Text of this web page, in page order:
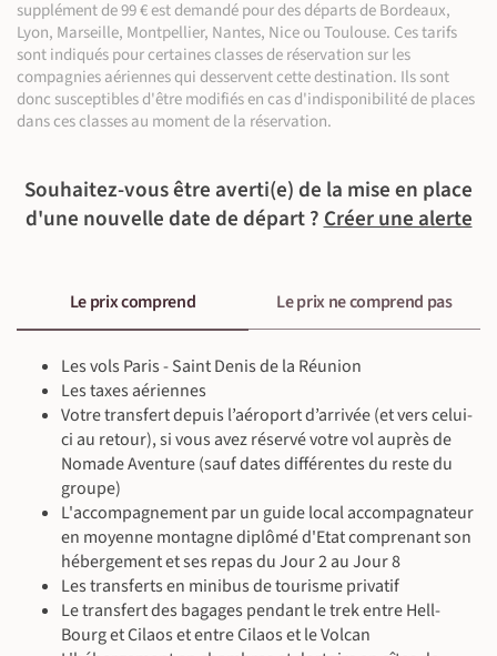
©
©
visite du marché forain de Saint-Paul, de l'aquarium du port
de Saint-Gilles ou encore du jardin ethnobotanique d'Eden...
En fin d'après-midi, nous sommes conduits à l’aéroport de
Saint-Denis pour notre vol de nuit à destination de Paris (ou
Province, sur demande).
NB : Il est possible de prolonger votre séjour à Saint-Gilles ou
sur l'île Maurice. Notre circuit REU53E en 14 jours se prolonge
à l'île Maurice. N'hésitez pas à nous consulter.
Petit-déjeuner inclus - déjeuner & dîner libres
En minibus privé (50 km ~1 h)
Activité à réserver au moins une semaine avant le départ et à
régler sur place le jour du vol en CB, chèque ou espèces.
supplément de 99 € est demandé pour des départs de Bordeaux,
Lyon, Marseille, Montpellier, Nantes, Nice ou Toulouse. Ces tarifs
sont indiqués pour certaines classes de réservation sur les
compagnies aériennes qui desservent cette destination. Ils sont
donc susceptibles d'être modifiés en cas d'indisponibilité de places
dans ces classes au moment de la réservation.
Souhaitez-vous être averti(e) de la mise en place
d'une nouvelle date de départ ?Créer une alerte
Le prix comprend Le prix ne comprend pas
Les vols Paris - Saint Denis de la Réunion
Les taxes aériennes
Votre transfert depuis l’aéroport d’arrivée (et vers celui-
ci au retour), si vous avez réservé votre vol auprès de
Nomade Aventure (sauf dates différentes du reste du
groupe)
L'accompagnement par un guide local accompagnateur
en moyenne montagne diplômé d'Etat comprenant son
hébergement et ses repas du Jour 2 au Jour 8
Les transferts en minibus de tourisme privatif
Le transfert des bagages pendant le trek entre Hell-
Bourg et Cilaos et entre Cilaos et le Volcan